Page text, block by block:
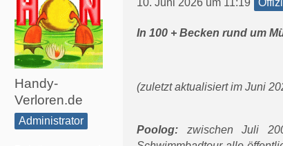
Handy-
Verloren.de
Administrator
In 100 + Becken rund um
(zuletzt aktualisiert im Juni
Poolog: zwischen Juli